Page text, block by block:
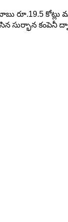
కోట్లు
కంపెనీ ద్వారా